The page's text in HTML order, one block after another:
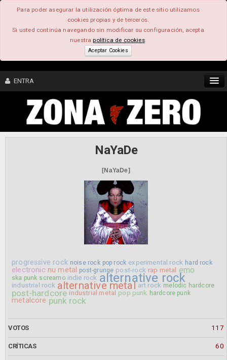
Para poder asegurar la utilización óptima de este sitio utilizamos
cookies propias y de terceros.
Si usted continúa navegando sin modificar su configuración, acepta
nuestrapolítica de cookies.
Aceptar Cookies
ENTRA
CONTENIDO
NaYaDe
[NaYaDe]
progressive rock noise rock pop rock experimental rock hard rock
electronic nu metal post-grunge post-rock rap metal emo
ska punk screamo indie rock alternative rock
industrial rock alternative metal art rock melodic hardcore
post-hardcore industrial metal pop punk hardcore punk
metalcore punk rock
VOTOS 117
CRÍTICAS 60